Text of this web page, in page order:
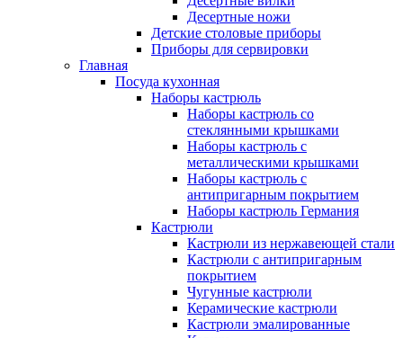
Десертные ножи
Детские столовые приборы
Приборы для сервировки
Главная
Посуда кухонная
Наборы кастрюль
Наборы кастрюль со
стеклянными крышками
Наборы кастрюль с
металлическими крышками
Наборы кастрюль с
антипригарным покрытием
Наборы кастрюль Германия
Кастрюли
Кастрюли из нержавеющей стали
Кастрюли с антипригарным
покрытием
Чугунные кастрюли
Керамические кастрюли
Кастрюли эмалированные